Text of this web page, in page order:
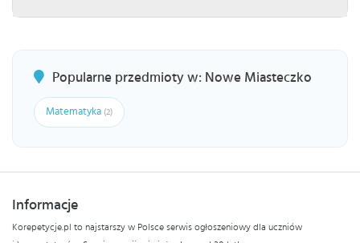
Popularne przedmioty w: Nowe Miasteczko
Matematyka (2)
Informacje
Korepetycje.pl to najstarszy w Polsce serwis ogłoszeniowy dla uczniów